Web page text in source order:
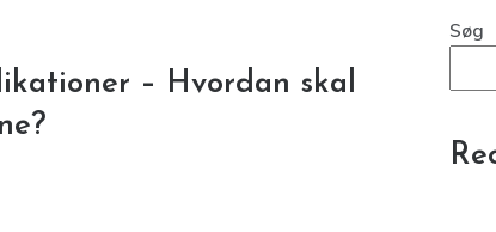
– Hvordan skal
Søg